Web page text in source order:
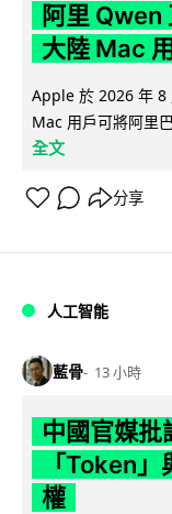
阿里 Qwen
大陸 Mac
Apple 於 2026 年 8
Mac 用戶可將阿里
全文
分享
人工智能
藍骨 13 小時
中國官媒
「Token
權